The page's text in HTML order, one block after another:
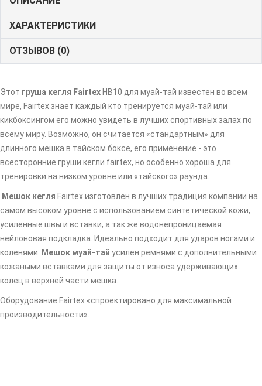
ХАРАКТЕРИСТИКИ
ОТЗЫВОВ (0)
Этот груша кегля Fairtex HB10 для муай-тай известен во всем
мире, Fairtex знает каждый кто тренируется муай-тай или
кикбоксингом его можно увидеть в лучших спортивных залах по
всему миру. Возможно, он считается «стандартным» для
длинного мешка в тайском боксе, его применение - это
всесторонние груши кегли fairtex, но особенно хороша для
тренировки на низком уровне или «тайского» раунда.
Мешок кегля Fairtex изготовлен в лучших традиция компании на
самом высоком уровне с использованием синтетической кожи,
усиленные швы и вставки, а так же водонепроницаемая
нейлоновая подкладка. Идеально подходит для ударов ногами и
коленями.
Мешок муай-тай усилен ремнями с дополнительными
кожаными вставками для защиты от износа удерживающих
колец в верхней части мешка.
Оборудование Fairtex «спроектировано для максимальной
производительности».